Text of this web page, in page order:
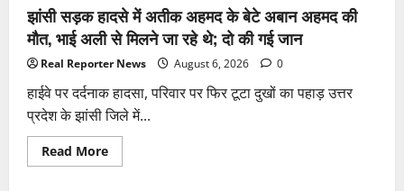
बाद
फिर
चर्चा
परिवार
झांसी सड़क हादसे में अतीक अहमद के बेटे अबान अहमद की
मौत, भाई अली से मिलने जा रहे थे; दो की गई जान
Real Reporter News August 6, 2026 0
हाईवे पर दर्दनाक हादसा, परिवार पर फिर टूटा दुखों का पहाड़ उत्तर
प्रदेश के झांसी जिले में...
Read MoreRead
more